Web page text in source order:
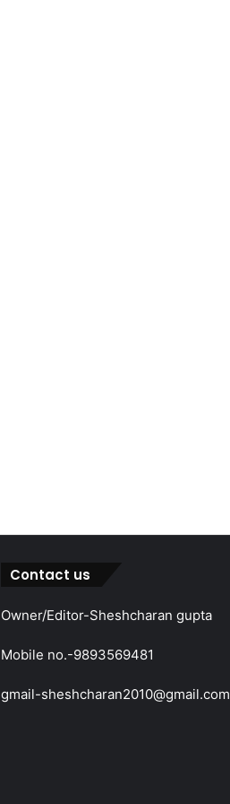
Contact us
Owner/Editor-Sheshcharan gupta
Mobile no.-9893569481
gmail-sheshcharan2010@gmail.com